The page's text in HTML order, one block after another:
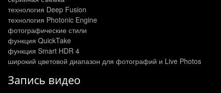
технология Deep Fusion
технология Photonic Engine
фотографические стили
функция QuickTake
функция Smart HDR 4
широкий цветовой диапазон для фотографий и Live Photos
Запись видео